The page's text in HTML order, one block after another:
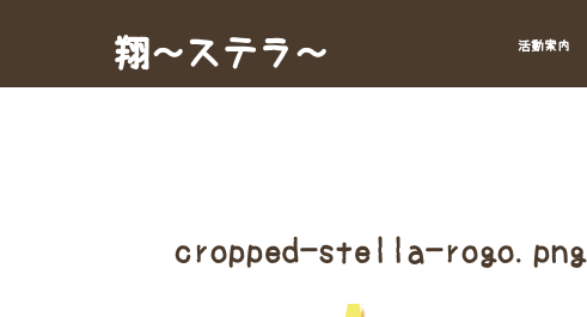
翔～ステラ～ 活動案内
cropped-stella-rogo.png